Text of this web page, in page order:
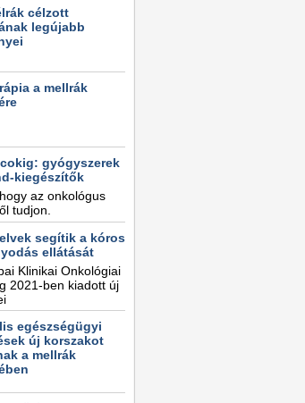
célzott
legújabb
a mellrák
gyógyszerek
kiegészítők
az onkológus
tudjon.
segítik a kóros
ellátását
Klinikai Onkológiai
2021-ben kiadott új
egészségügyi
új korszakot
a mellrák